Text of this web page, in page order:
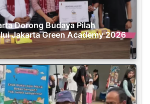
Dorong Budaya Pilah
Jakarta Green Academy 2026